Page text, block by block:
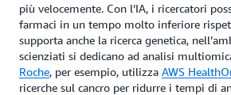
più velocemente. Con l’IA, i ricercatori
farmaci in un tempo molto inferiore
supporta anche la ricerca genetica,
scienziati si dedicano ad analisi
Roche, per esempio, utilizza AWS
ricerche sul cancro per ridurre i tempi di